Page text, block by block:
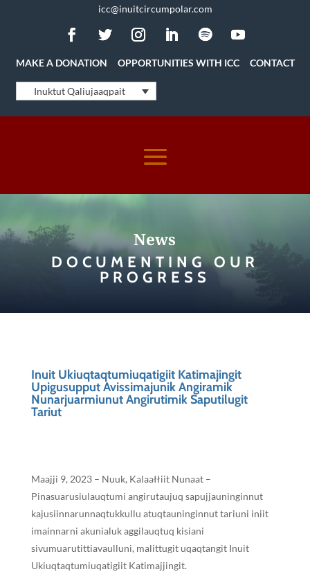
icc@inuitcircumpolar.com
MAKE A DONATION OPPORTUNITIES WITH ICC CONTACT
Inuktut Qaliujaaqpait
News
DOCUMENTING OUR
PROGRESS
Inuit Ukiuqtaqtumiuqatigiit Katimajingit
Upigusupput Avissimajunik Angiramik
Nunarjuarmiunut Angirutimik Saputilugit
Tariut
Maajji 9, 2023 – Nuuk, Kalaałłiit Nunaat –
Pinasuarusiulauqtumi angirutaujuq sapujjauninginnut
kajusiinnarunnaqtukkullu atuqtauninginnut tariuni iniit
imainnarni akunialuk aggilauqtuq kisiani
sivumuarutittiavaulluni, malittugit uqaqtangit Inuit
Ukiuqtaqtumiuqatigiit Katimajjingit.